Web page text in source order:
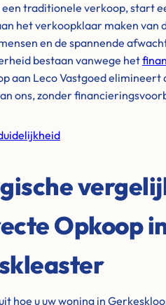
traditionele verkoop, start
het verkoopklaar maken
en de spannende
bestaan vanwege het
aan Leco Vastgoed elimineert
ons, zonder
Opkoop
hoe u uw woning in